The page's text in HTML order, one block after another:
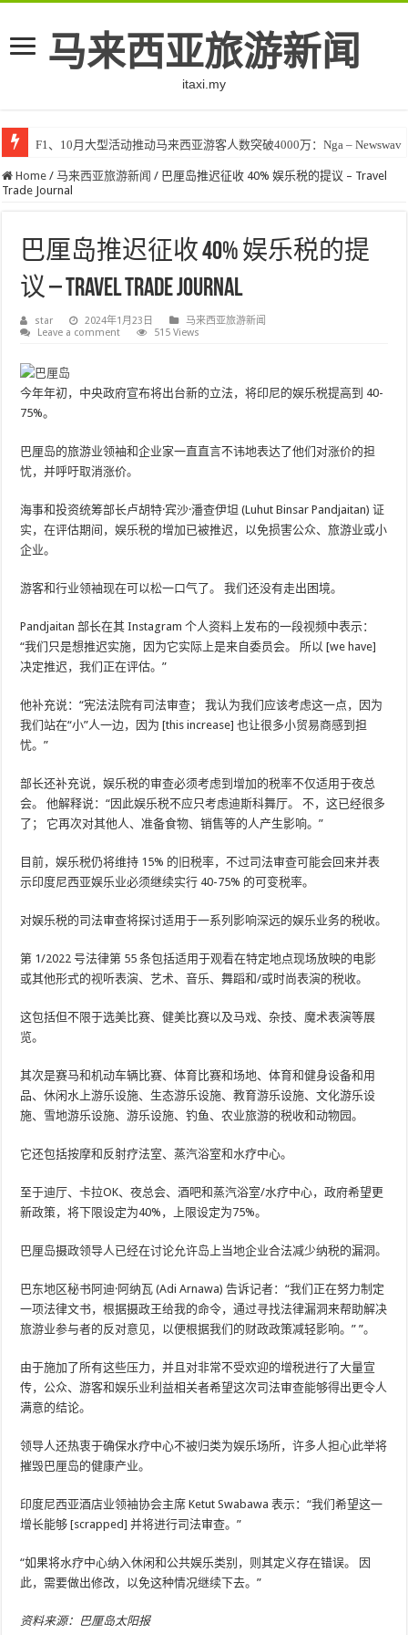
马来西亚旅游新闻
itaxi.my
F1、10月大型活动推动马来西亚游客人数突破4000万：Nga – Newswav
Home / 马来西亚旅游新闻 / 巴厘岛推迟征收 40% 娱乐税的提议 – Travel
Trade Journal
巴厘岛推迟征收 40% 娱乐税的提
议 – Travel Trade Journal
star 2024年1月23日
马来西亚旅游新闻
Leave a comment
515 Views
今年年初，中央政府宣布将出台新的立法，将印尼的娱乐税提高到 40-
75%。
巴厘岛的旅游业领袖和企业家一直直言不讳地表达了他们对涨价的担
忧，并呼吁取消涨价。
海事和投资统筹部长卢胡特·宾沙·潘查伊坦 (Luhut Binsar Pandjaitan) 证
实，在评估期间，娱乐税的增加已被推迟，以免损害公众、旅游业或小
企业。
游客和行业领袖现在可以松一口气了。 我们还没有走出困境。
Pandjaitan 部长在其 Instagram 个人资料上发布的一段视频中表示：
“我们只是想推迟实施，因为它实际上是来自委员会。 所以 [we have]
决定推迟，我们正在评估。”
他补充说：“宪法法院有司法审查； 我认为我们应该考虑这一点，因为
我们站在“小”人一边，因为 [this increase] 也让很多小贸易商感到担
忧。”
部长还补充说，娱乐税的审查必须考虑到增加的税率不仅适用于夜总
会。 他解释说：“因此娱乐税不应只考虑迪斯科舞厅。 不，这已经很多
了； 它再次对其他人、准备食物、销售等的人产生影响。”
目前，娱乐税仍将维持 15% 的旧税率，不过司法审查可能会回来并表
示印度尼西亚娱乐业必须继续实行 40-75% 的可变税率。
对娱乐税的司法审查将探讨适用于一系列影响深远的娱乐业务的税收。
第 1/2022 号法律第 55 条包括适用于观看在特定地点现场放映的电影
或其他形式的视听表演、艺术、音乐、舞蹈和/或时尚表演的税收。
这包括但不限于选美比赛、健美比赛以及马戏、杂技、魔术表演等展
览。
其次是赛马和机动车辆比赛、体育比赛和场地、体育和健身设备和用
品、休闲水上游乐设施、生态游乐设施、教育游乐设施、文化游乐设
施、雪地游乐设施、游乐设施、钓鱼、农业旅游的税收和动物园。
它还包括按摩和反射疗法室、蒸汽浴室和水疗中心。
至于迪厅、卡拉OK、夜总会、酒吧和蒸汽浴室/水疗中心，政府希望更
新政策，将下限设定为40%，上限设定为75%。
巴厘岛摄政领导人已经在讨论允许岛上当地企业合法减少纳税的漏洞。
巴东地区秘书阿迪·阿纳瓦 (Adi Arnawa) 告诉记者：“我们正在努力制定
一项法律文书，根据摄政王给我的命令，通过寻找法律漏洞来帮助解决
旅游业参与者的反对意见，以便根据我们的财政政策减轻影响。” ”。
由于施加了所有这些压力，并且对非常不受欢迎的增税进行了大量宣
传，公众、游客和娱乐业利益相关者希望这次司法审查能够得出更令人
满意的结论。
领导人还热衷于确保水疗中心不被归类为娱乐场所，许多人担心此举将
摧毁巴厘岛的健康产业。
印度尼西亚酒店业领袖协会主席 Ketut Swabawa 表示：“我们希望这一
增长能够 [scrapped] 并将进行司法审查。”
“如果将水疗中心纳入休闲和公共娱乐类别，则其定义存在错误。 因
此，需要做出修改，以免这种情况继续下去。”
资料来源：巴厘岛太阳报